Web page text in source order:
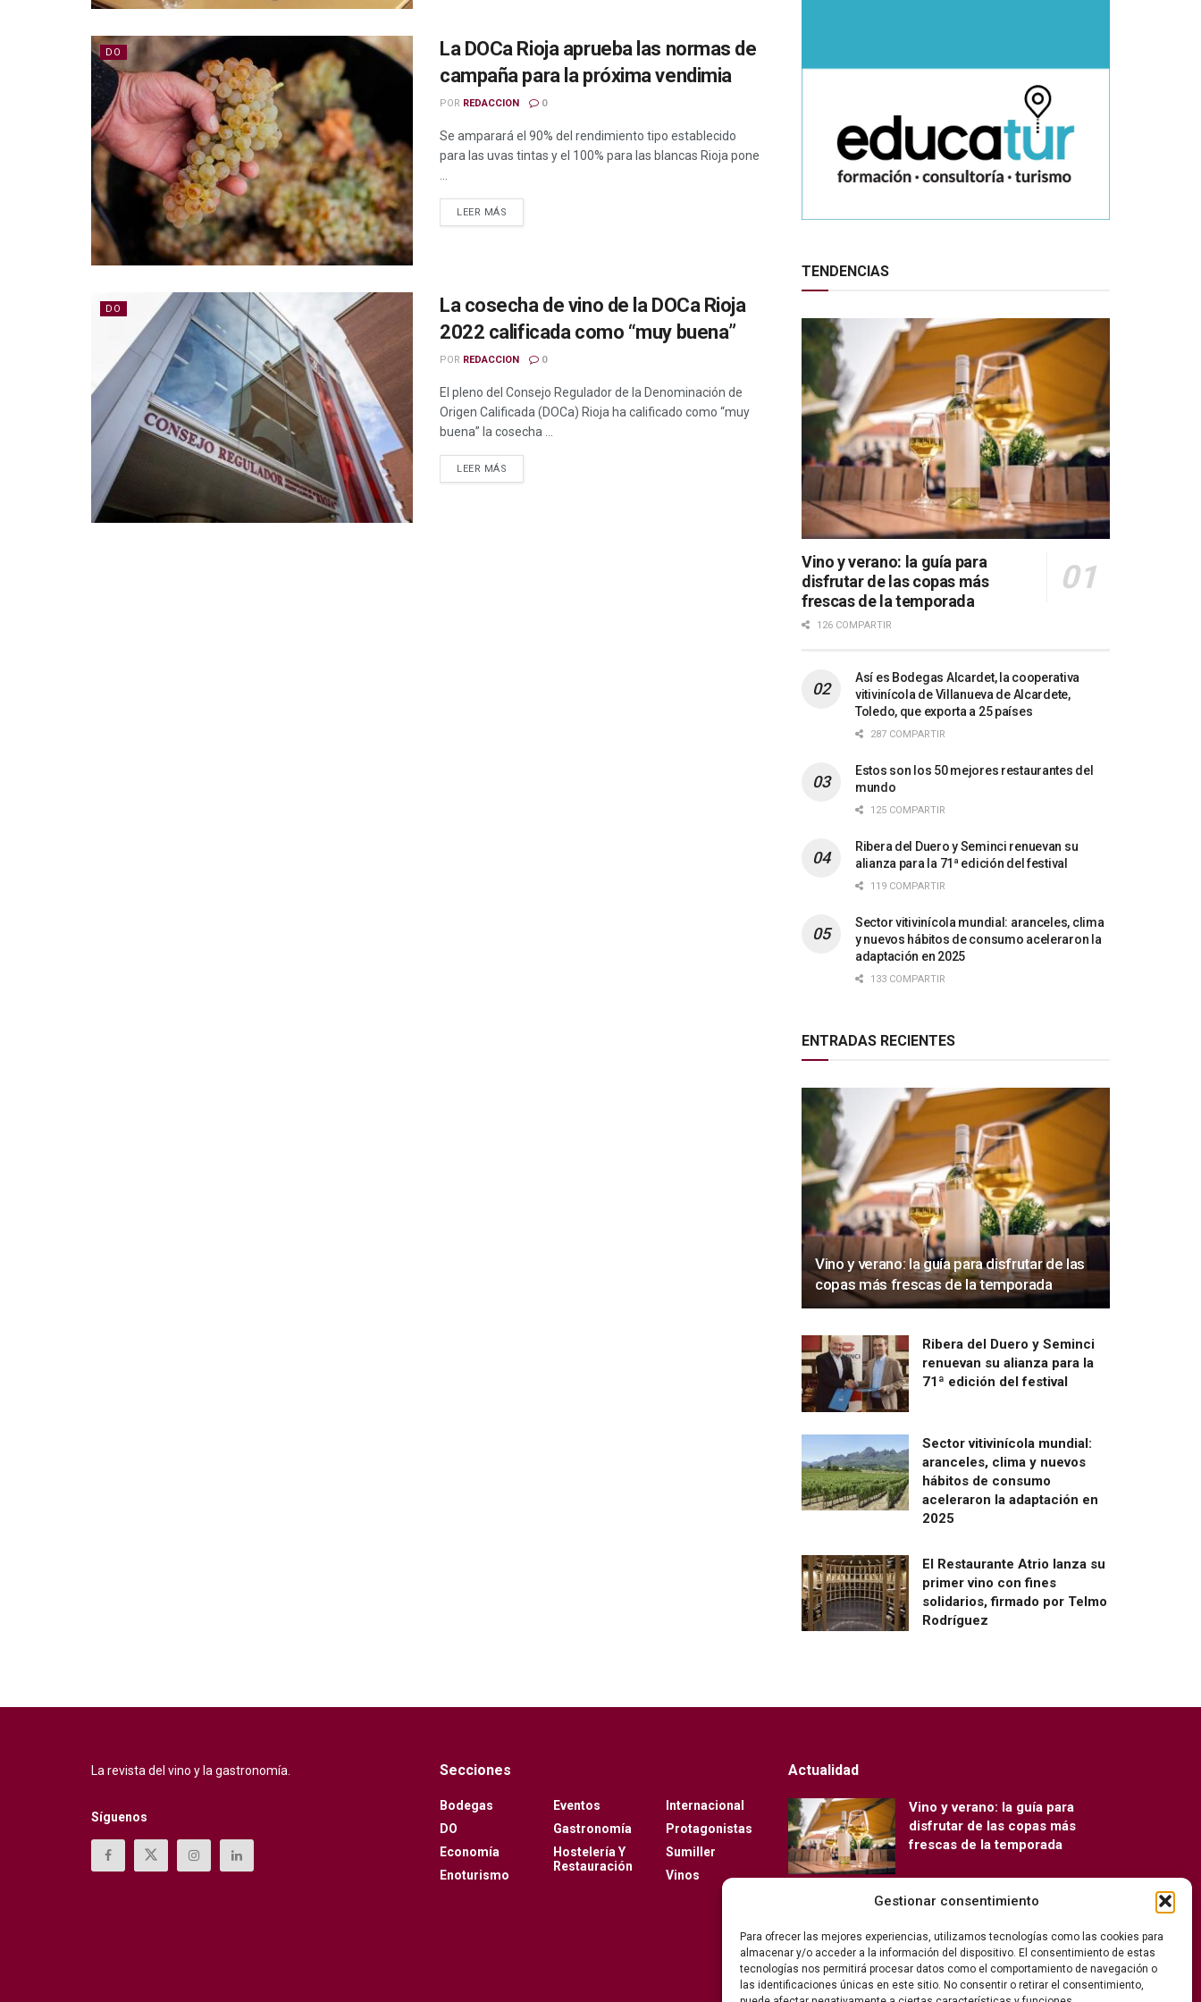
Gestionar consentimiento
Para ofrecer las mejores experiencias, utilizamos tecnologías como las cookies para
almacenar y/o acceder a la información del dispositivo. El consentimiento de estas
tecnologías nos permitirá procesar datos como el comportamiento de navegación o
las identificaciones únicas en este sitio. No consentir o retirar el consentimiento,
DO
La DOCa Rioja aprueba las normas de
campaña para la próxima vendimia
POR REDACCION 0
Se amparará el 90% del rendimiento tipo establecido
para las uvas tintas y el 100% para las blancas Rioja pone
LEER MÁS
DO
La cosecha de vino de la DOCa Rioja
2022 calificada como “muy buena”
POR REDACCION 0
El pleno del Consejo Regulador de la Denominación de
Origen Calificada (DOCa) Rioja ha calificado como “muy
buena” la cosecha ...
LEER MÁS
TENDENCIAS
Vino y verano: la guía para
disfrutar de las copas más
frescas de la temporada
126 COMPARTIR
Así es Bodegas Alcardet, la cooperativa
vitivinícola de Villanueva de Alcardete,
Toledo, que exporta a 25 países
287 COMPARTIR
Estos son los 50 mejores restaurantes del
mundo
125 COMPARTIR
Ribera del Duero y Seminci renuevan su
alianza para la 71ª edición del festival
119 COMPARTIR
Sector vitivinícola mundial: aranceles, clima
y nuevos hábitos de consumo aceleraron la
adaptación en 2025
133 COMPARTIR
ENTRADAS RECIENTES
Vino y verano: la guía para disfrutar de las
copas más frescas de la temporada
Ribera del Duero y Seminci
renuevan su alianza para la
71ª edición del festival
Sector vitivinícola mundial:
aranceles, clima y nuevos
hábitos de consumo
aceleraron la adaptación en
2025
El Restaurante Atrio lanza su
primer vino con fines
solidarios, firmado por Telmo
Rodríguez
La revista del vino y la gastronomía.
Síguenos
Secciones
Bodegas
DO
Economía
Enoturismo
Eventos
Gastronomía
Hostelería Y
Restauración
Internacional
Protagonistas
Sumiller
Vinos
Actualidad
Vino y verano: la guía para
disfrutar de las copas más
frescas de la temporada
Ribera del Duero y Seminci
edición del festival